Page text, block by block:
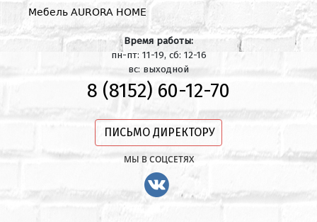
Мебель AURORA HOME
Время работы:
пн-пт: 11-19, сб: 12-16
вс: выходной
8 (8152) 60-12-70
ПИСЬМО ДИРЕКТОРУ
МЫ В СОЦСЕТЯХ